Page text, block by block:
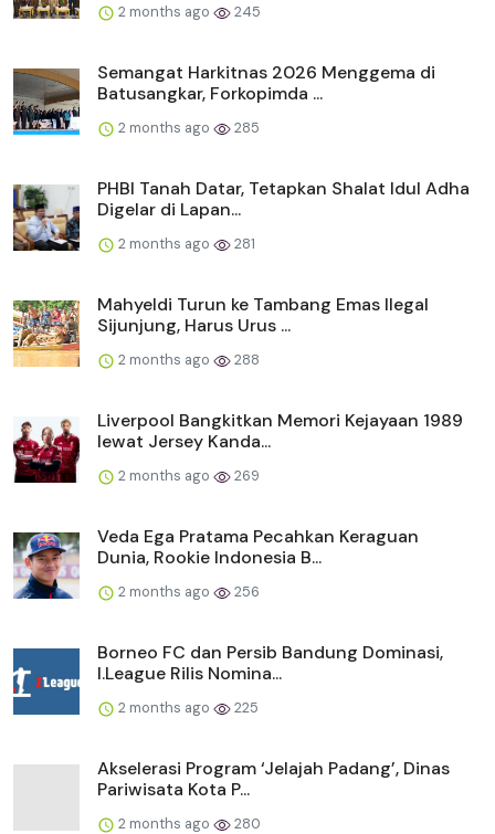
2 months ago 245
Semangat Harkitnas 2026 Menggema di
Batusangkar, Forkopimda ...
2 months ago 285
PHBI Tanah Datar, Tetapkan Shalat Idul Adha
Digelar di Lapan...
2 months ago 281
Mahyeldi Turun ke Tambang Emas Ilegal
Sijunjung, Harus Urus ...
2 months ago 288
Liverpool Bangkitkan Memori Kejayaan 1989
lewat Jersey Kanda...
2 months ago 269
Veda Ega Pratama Pecahkan Keraguan
Dunia, Rookie Indonesia B...
2 months ago 256
Borneo FC dan Persib Bandung Dominasi,
I.League Rilis Nomina...
2 months ago 225
Akselerasi Program ‘Jelajah Padang’, Dinas
Pariwisata Kota P...
2 months ago 280